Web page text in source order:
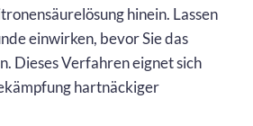
hinein. Lassen
einwirken, bevor Sie das
Dieses Verfahren eignet sich
hartnäckiger